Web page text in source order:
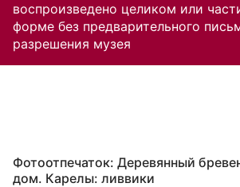
воспроизведено целиком или
форме без предварительного
разрешения музея
Фотоотпечаток: Деревянный
дом. Карелы: ливвики